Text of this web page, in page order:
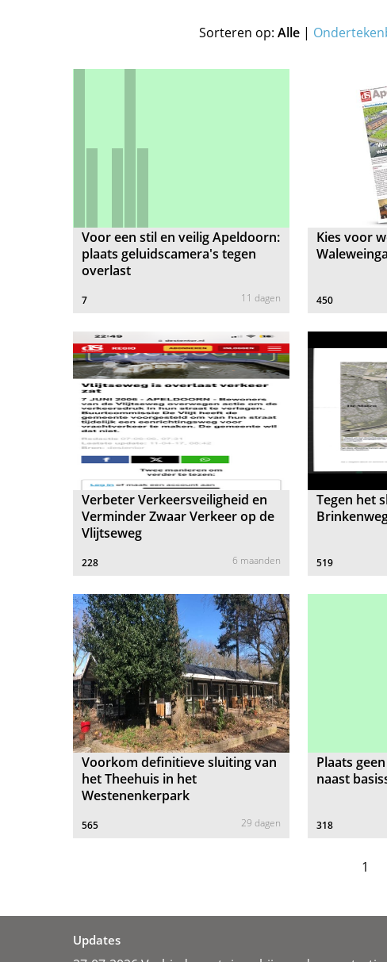
Sorteren op: Alle|
Voor een stil en veilig Apeldoorn:
plaats geluidscamera's tegen
overlast
7 11 dagen
Kies voor
450
Verbeter Verkeersveiligheid en
Verminder Zwaar Verkeer op de
Vlijtseweg
228 6 maanden
Tegen het
519
Voorkom definitieve sluiting van
het Theehuis in het
Westenenkerpark
565 29 dagen
Plaats
naast
318
1
Updates